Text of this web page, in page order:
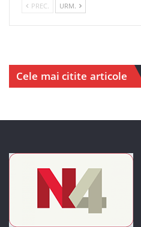
PREC. URM.
Cele mai citite articole